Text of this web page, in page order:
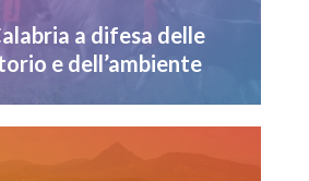
a difesa delle
e dell’ambiente